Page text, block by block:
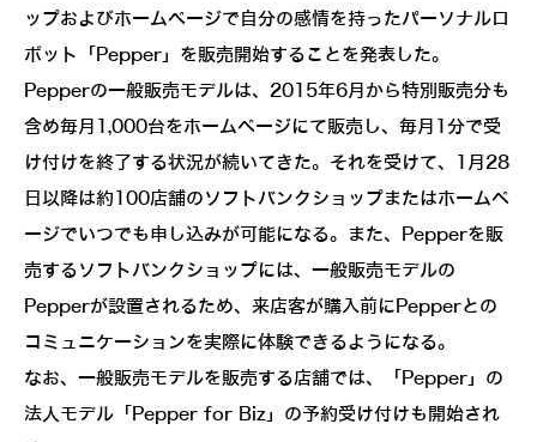
ップおよびホームページで自分の感情を持ったパーソナルロ
ボット「Pepper」を販売開始することを発表した。
Pepperの一般販売モデルは、2015年6月から特別販売分も
含め毎月1,000台をホームページにて販売し、毎月1分で受
け付けを終了する状況が続いてきた。それを受けて、1月28
日以降は約100店舗のソフトバンクショップまたはホームペ
ージでいつでも申し込みが可能になる。また、Pepperを販
売するソフトバンクショップには、一般販売モデルの
Pepperが設置されるため、来店客が購入前にPepperとの
コミュニケーションを実際に体験できるようになる。
なお、一般販売モデルを販売する店舗では、「Pepper」の
法人モデル「Pepper for Biz」の予約受け付けも開始され